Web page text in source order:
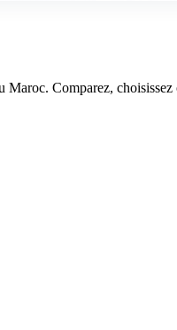
Comparez,